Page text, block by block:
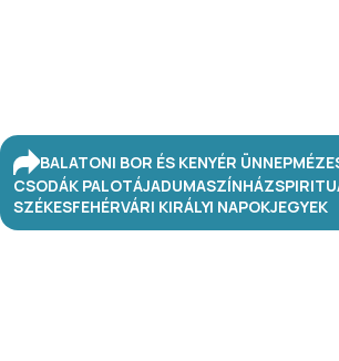
BALATONI BOR ÉS KENYÉR ÜNNEP
CSODÁK PALOTÁJADUMASZÍNHÁZ
SZÉKESFEHÉRVÁRI KIRÁLYI NAPOKJEGYEK